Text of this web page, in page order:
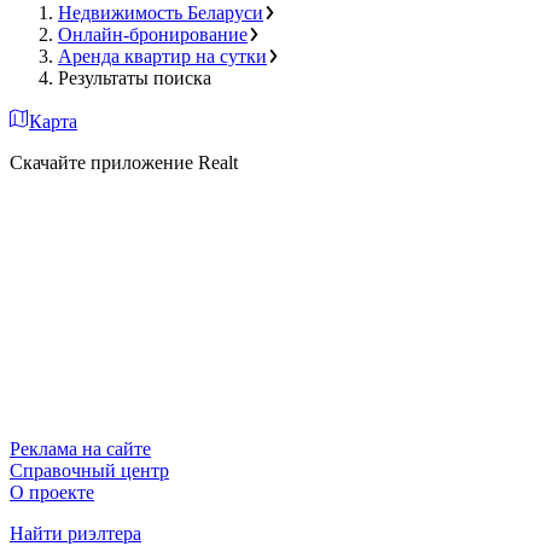
Недвижимость Беларуси
Онлайн-бронирование
Аренда квартир на сутки
Результаты поиска
Карта
Скачайте приложение Realt
Реклама на сайте
Справочный центр
О проекте
Найти риэлтера